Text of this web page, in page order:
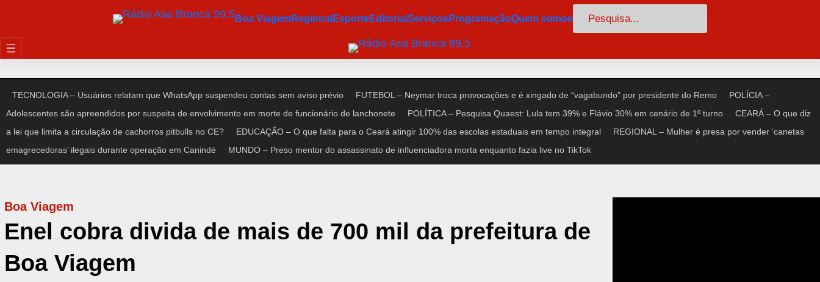
Boa ViagemRegional EsporteEditorial ServiçosProgramaçãoQuem somos Pesquisar
TECNOLOGIA – Usuários relatam que WhatsApp suspendeu contas sem aviso prévio FUTEBOL – Neymar troca provocações e é xingado de “vagabundo” por presidente do Remo
POLÍCIA –
Adolescentes são apreendidos por suspeita de envolvimento em morte de funcionário de lanchonete
POLÍTICA – Pesquisa Quaest: Lula tem 39% e Flávio 30% em cenário de 1º turno
CEARÁ – O que diz
a lei que limita a circulação de cachorros pitbulls no CE?
EDUCAÇÃO – O que falta para o Ceará atingir 100% das escolas estaduais em tempo integral
REGIONAL – Mulher é presa por vender ‘canetas
emagrecedoras’ ilegais durante operação em Canindé
MUNDO – Preso mentor do assassinato de influenciadora morta enquanto fazia live no TikTok
Boa Viagem
Enel cobra divida de mais de 700 mil da prefeitura de
Boa Viagem